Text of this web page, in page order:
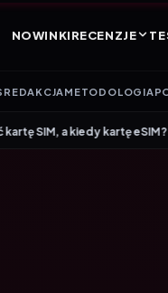
NOWINKIRECENZJE
REDAKCJA METODOLOGIA
Poradnik Mobile